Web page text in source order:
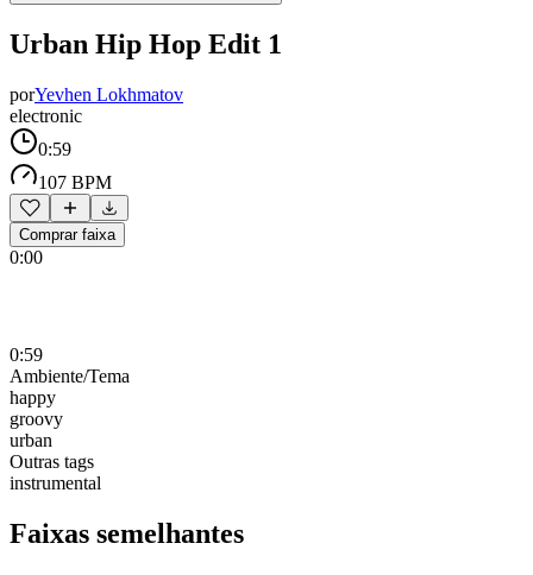
Urban Hip Hop Edit 1
porYevhen Lokhmatov
electronic
0:59
107 BPM
Comprar faixa
0:00
0:59
Ambiente/Tema
happy
groovy
urban
Outras tags
instrumental
Faixas semelhantes